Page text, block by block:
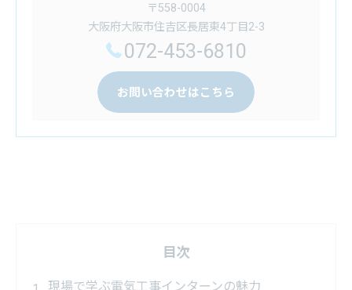
〒558-0004
大阪府大阪市住吉区長居東4丁目2-3
072-453-6810
お問い合わせはこちら
目次
現場で学ぶ電気工事インターンの魅力